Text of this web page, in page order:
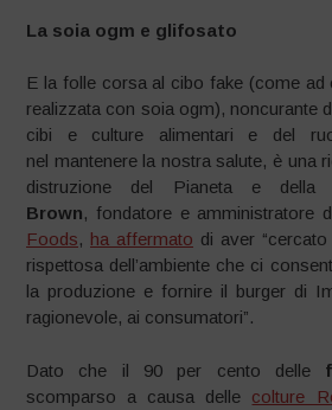
La soia ogm e glifosato
E la folle corsa al cibo fake (come ad
realizzata con soia ogm), noncurante
cibi e culture alimentari e del
nel mantenere la nostra salute, è una
distruzione del Pianeta e della
Brown, fondatore e amministratore
Foods, ha affermato di aver
rispettosa dell’ambiente che ci
la produzione e fornire il burger di
ragionevole, ai consumatori”.
Dato che il 90 per cento delle
scomparso a causa delle colture